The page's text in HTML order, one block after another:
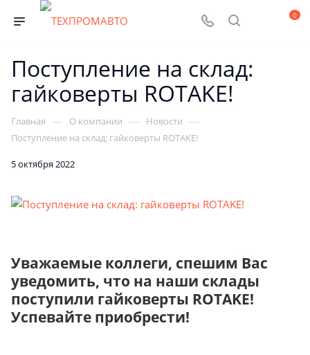
0
Поступление на склад:
гайковерты ROTAKE!
Главная — О компании — Новости —
Поступление на склад: гайковерты ROTAKE!
5 октября 2022
Уважаемые коллеги, спешим Вас
уведомить, что на наши склады
поступили гайковерты ROTAKE!
Успевайте приобрести!